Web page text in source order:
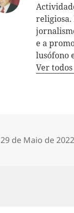
religiosa.
e a
lusófono
Ver
Publicado
29 de Maio de 2022